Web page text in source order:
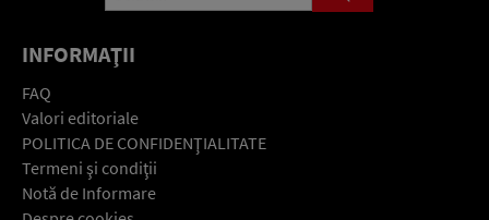
INFORMAŢII
FAQ
Valori editoriale
POLITICA DE CONFIDENŢIALITATE
Termeni şi condiţii
Notă de Informare